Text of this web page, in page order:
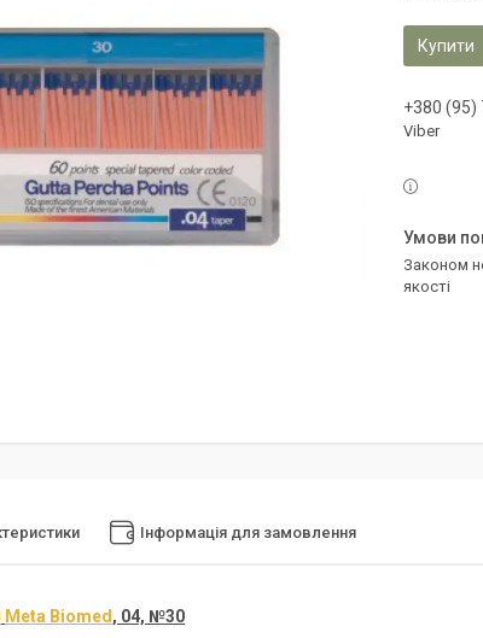
Купити
+380 (95)
Viber
Законом не передбачено повернення та обмін даного товару належної
якості
Інформація для замовлення
Meta Biomed , 04, №30